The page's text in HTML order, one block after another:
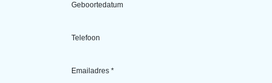
Geboortedatum
Telefoon
Emailadres *